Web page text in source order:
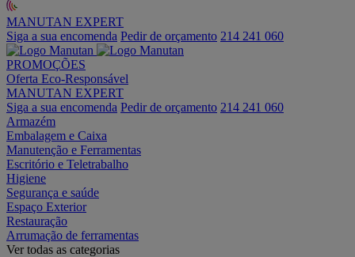
MANUTAN EXPERT
Siga a sua encomenda Pedir de orçamento 214 241 060
PROMOÇÕES
Oferta Eco-Responsável
MANUTAN EXPERT
Siga a sua encomenda Pedir de orçamento 214 241 060
Armazém
Embalagem e Caixa
Manutenção e Ferramentas
Escritório e Teletrabalho
Higiene
Segurança e saúde
Espaço Exterior
Restauração
Arrumação de ferramentas
Ver todas as categorias